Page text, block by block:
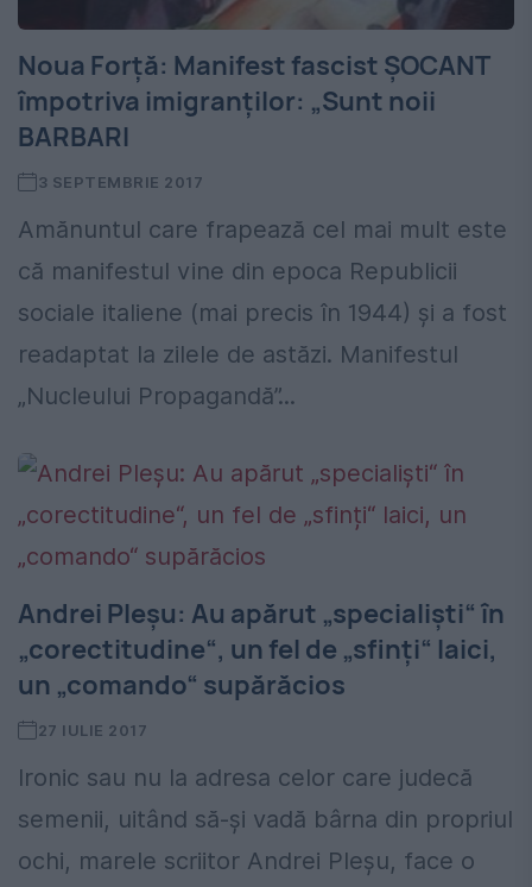
Noua Forţă: Manifest fascist ŞOCANT
împotriva imigranţilor: „Sunt noii
BARBARI
3 SEPTEMBRIE 2017
Amănuntul care frapează cel mai mult este
că manifestul vine din epoca Republicii
sociale italiene (mai precis în 1944) şi a fost
readaptat la zilele de astăzi. Manifestul
„Nucleului Propagandă”...
Andrei Pleşu: Au apărut „specialiști“ în
„corectitudine“, un fel de „sfinți“ laici,
un „comando“ supărăcios
27 IULIE 2017
Ironic sau nu la adresa celor care judecă
semenii, uitând să-şi vadă bârna din propriul
ochi, marele scriitor Andrei Pleşu, face o